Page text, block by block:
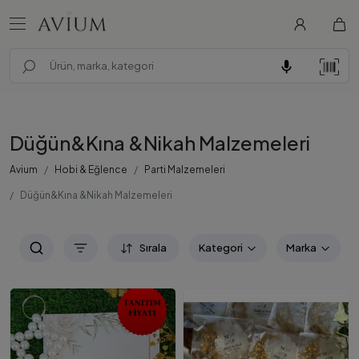
Düğün&Kına &Nikah Malzemeleri
Avium Hobi & Eğlence Parti Malzemeleri
Düğün&Kına &Nikah Malzemeleri
Sırala Kategori Marka